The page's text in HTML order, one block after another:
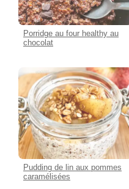
Porridge au four healthy au
chocolat
Pudding de lin aux pommes
caramélisées